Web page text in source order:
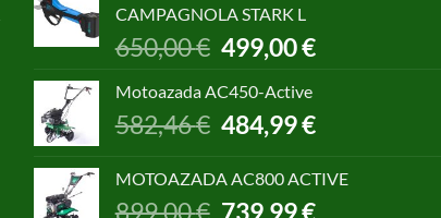
era:
299,00 €.
250,00 €.
CAMPAGNOLA STARK L
650,00€
El
precio
original
650,00 €.
499,00€El
precio
499,00 €.
Motoazada AC450-Active
582,46€
El
precio
era:
582,46 €.
484,99€El
precio
es:
484,99 €.
MOTOAZADA AC800 ACTIVE
899,00€ El
739,99€El